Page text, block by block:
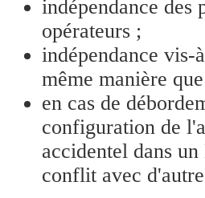
indépendance des
opérateurs ;
indépendance vis-
même manière
en cas de
configuration de
accidentel dans
conflit avec